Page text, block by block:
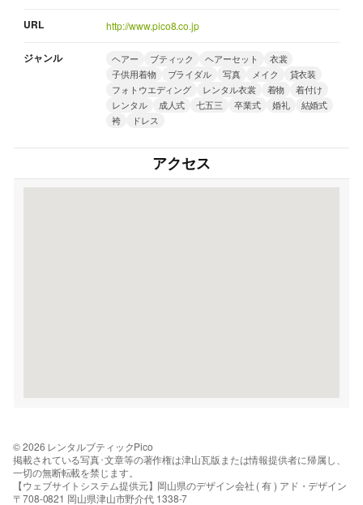
URL http://www.pico8.co.jp
ジャンル ヘアー ブティック ヘアーセット
衣裳
子供用着物
ブライダル 写真 メイク
貸衣装
フォトウエディング
レンタル衣裳 着物
着付け
レンタル
成人式 七五三 卒業式 婚礼
結婚式
袴
ドレス
アクセス
© 2026 レンタルブティックPico
掲載されている写真･文章等の著作権は津山瓦版または情報提供者に帰属し、
一切の無断転載を禁じます。
【ウェブサイトシステム提供元】岡山県のデザイン会社 ( 有 ) アド・デザイン
〒708-0821 岡山県津山市野介代 1338-7